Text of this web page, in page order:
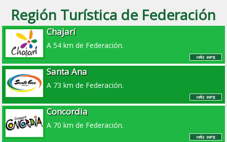
Región Turística de Federación
Chajarí
A 54 km de Federación.
Santa Ana
A 73 km de Federación.
Concordia
A 70 km de Federación.